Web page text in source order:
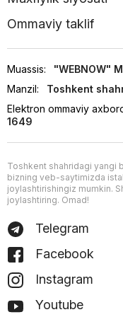
Ommaviy taklif
Muassis:
"WEBNOW"
Manzil:
Toshkent
Elektron ommaviy
1649
Toshkent shahridagi yangi
bizning veb-saytimizda
joylashtirishingiz mumkin.
joylashtiring. Omad!
Telegram
Facebook
Instagram
Youtube